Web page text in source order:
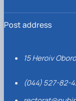
Post address
15 Heroiv
(044) 527-82-